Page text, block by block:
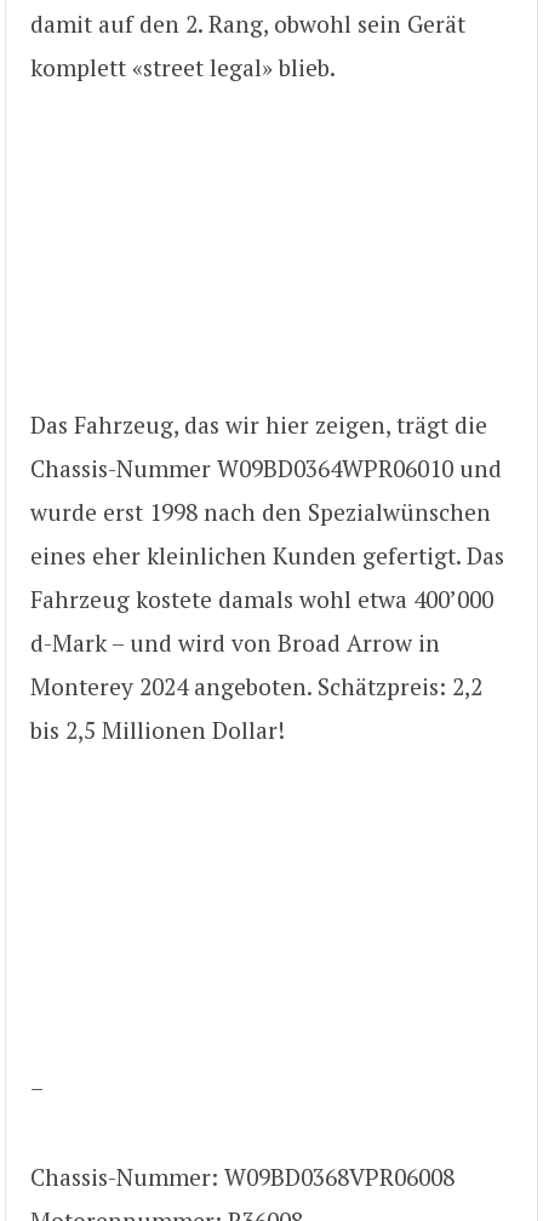
damit auf den 2. Rang, obwohl sein Gerät
komplett «street legal» blieb.
Das Fahrzeug, das wir hier zeigen, trägt die
Chassis-Nummer W09BD0364WPR06010 und
wurde erst 1998 nach den Spezialwünschen
eines eher kleinlichen Kunden gefertigt. Das
Fahrzeug kostete damals wohl etwa 400’000
d-Mark – und wird von Broad Arrow in
Monterey 2024 angeboten. Schätzpreis: 2,2
bis 2,5 Millionen Dollar!
–
Chassis-Nummer: W09BD0368VPR06008